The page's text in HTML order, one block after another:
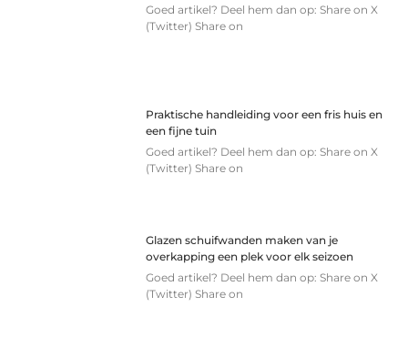
Goed artikel? Deel hem dan op: Share on X
(Twitter) Share on
Praktische handleiding voor een fris huis en
een fijne tuin
Goed artikel? Deel hem dan op: Share on X
(Twitter) Share on
Glazen schuifwanden maken van je
overkapping een plek voor elk seizoen
Goed artikel? Deel hem dan op: Share on X
(Twitter) Share on